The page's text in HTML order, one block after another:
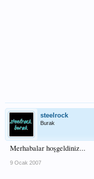
steelrock
Burak
Merhabalar hoşgeldiniz...
9 Ocak 2007